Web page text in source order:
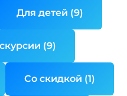
Для детей (9)
(9)
Со скидкой (1)